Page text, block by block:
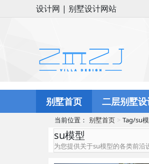
设计网 | 别墅设计网站
别墅首页 二层别墅设
当前位置： 别墅首页 Tag/su
su模型
为您提供关于su模型的各类前沿